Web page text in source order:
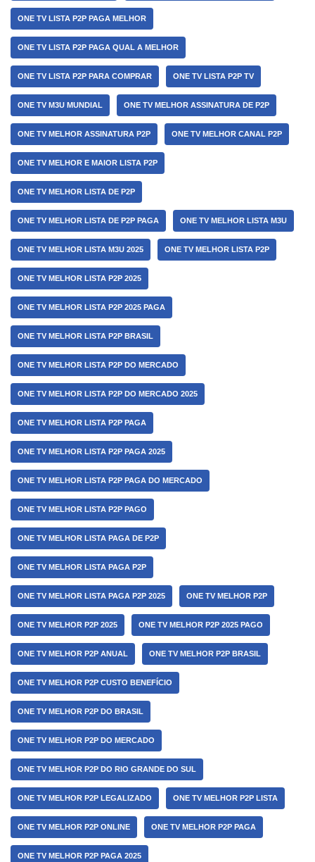
ONE TV LISTA P2P PAGA MELHOR
ONE TV LISTA P2P PAGA QUAL A MELHOR
ONE TV LISTA P2P PARA COMPRAR ONE TV LISTA P2P TV
ONE TV M3U MUNDIAL ONE TV MELHOR ASSINATURA DE P2P
ONE TV MELHOR ASSINATURA P2P ONE TV MELHOR CANAL P2P
ONE TV MELHOR E MAIOR LISTA P2P
ONE TV MELHOR LISTA DE P2P
ONE TV MELHOR LISTA DE P2P PAGA ONE TV MELHOR LISTA M3U
ONE TV MELHOR LISTA M3U 2025 ONE TV MELHOR LISTA P2P
ONE TV MELHOR LISTA P2P 2025
ONE TV MELHOR LISTA P2P 2025 PAGA
ONE TV MELHOR LISTA P2P BRASIL
ONE TV MELHOR LISTA P2P DO MERCADO
ONE TV MELHOR LISTA P2P DO MERCADO 2025
ONE TV MELHOR LISTA P2P PAGA
ONE TV MELHOR LISTA P2P PAGA 2025
ONE TV MELHOR LISTA P2P PAGA DO MERCADO
ONE TV MELHOR LISTA P2P PAGO
ONE TV MELHOR LISTA PAGA DE P2P
ONE TV MELHOR LISTA PAGA P2P
ONE TV MELHOR LISTA PAGA P2P 2025 ONE TV MELHOR P2P
ONE TV MELHOR P2P 2025 ONE TV MELHOR P2P 2025 PAGO
ONE TV MELHOR P2P ANUAL ONE TV MELHOR P2P BRASIL
ONE TV MELHOR P2P CUSTO BENEFÍCIO
ONE TV MELHOR P2P DO BRASIL
ONE TV MELHOR P2P DO MERCADO
ONE TV MELHOR P2P DO RIO GRANDE DO SUL
ONE TV MELHOR P2P LEGALIZADO ONE TV MELHOR P2P LISTA
ONE TV MELHOR P2P ONLINE ONE TV MELHOR P2P PAGA
ONE TV MELHOR P2P PAGA 2025